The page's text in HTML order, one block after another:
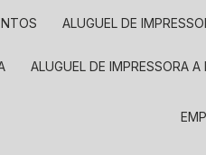
ALUGUEL DE
ALUGUEL DE IMPRESSORA